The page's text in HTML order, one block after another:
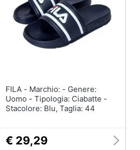
FILA - Marchio: - Genere:
Uomo - Tipologia: Ciabatte -
Stacolore: Blu, Taglia: 44
€ 29,29